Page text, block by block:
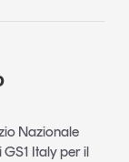
Nazionale
Italy per il